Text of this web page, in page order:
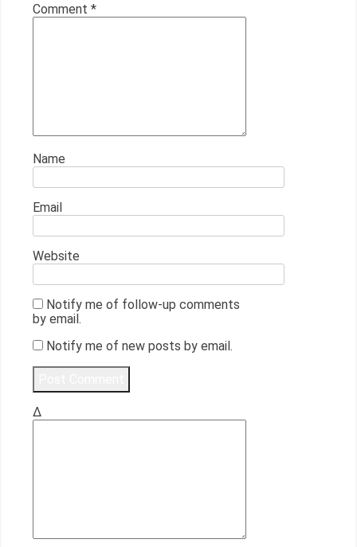
Comment *
Name
Email
Website
Notify me of follow-up comments
by email.
Notify me of new posts by email.
Δ